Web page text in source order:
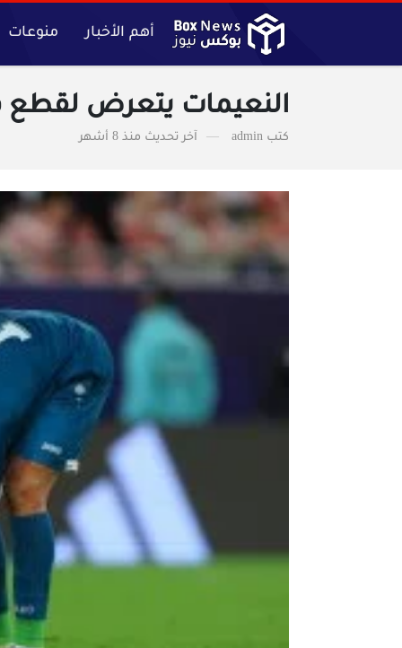
أهم الأخبار منوعات
النعيمات يتعرض لقطع
كتب admin آخر تحديث منذ 8 أشهر